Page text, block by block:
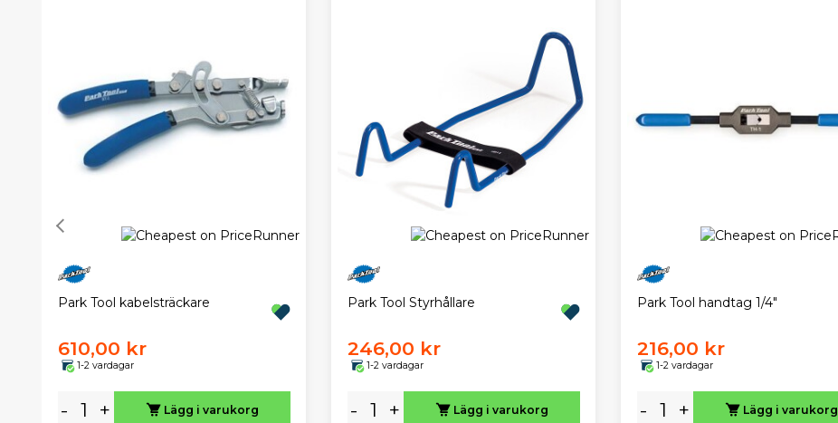
Park Tool kabelsträckare
610,00 kr
1-2 vardagar
- + Lägg i varukorg
Park Tool Styrhållare
246,00 kr
1-2 vardagar
- + Lägg i varukorg
Park Tool handtag 1/4"
216,00 kr
1-2 vardagar
- + Lägg i varukorg